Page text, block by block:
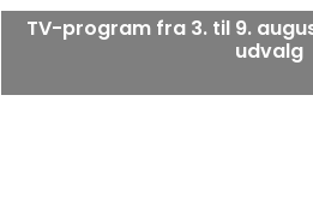
TV-program fra 3. til 9.
udvalg